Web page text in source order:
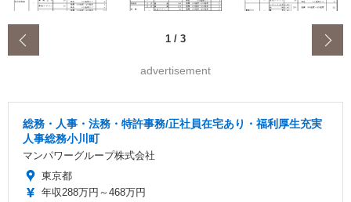
1 / 3
advertisement
総務・人事・法務・特許事務/正社員在宅あり・福利厚生充実
人事総務小川町
マンパワーグループ株式会社
東京都
年収288万円～468万円